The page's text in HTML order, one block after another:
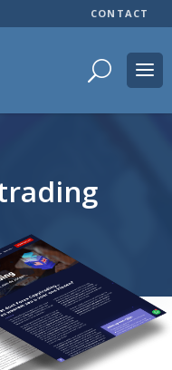
CONTACT